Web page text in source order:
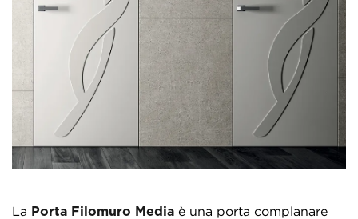
La Porta Filomuro Media è una porta complanare